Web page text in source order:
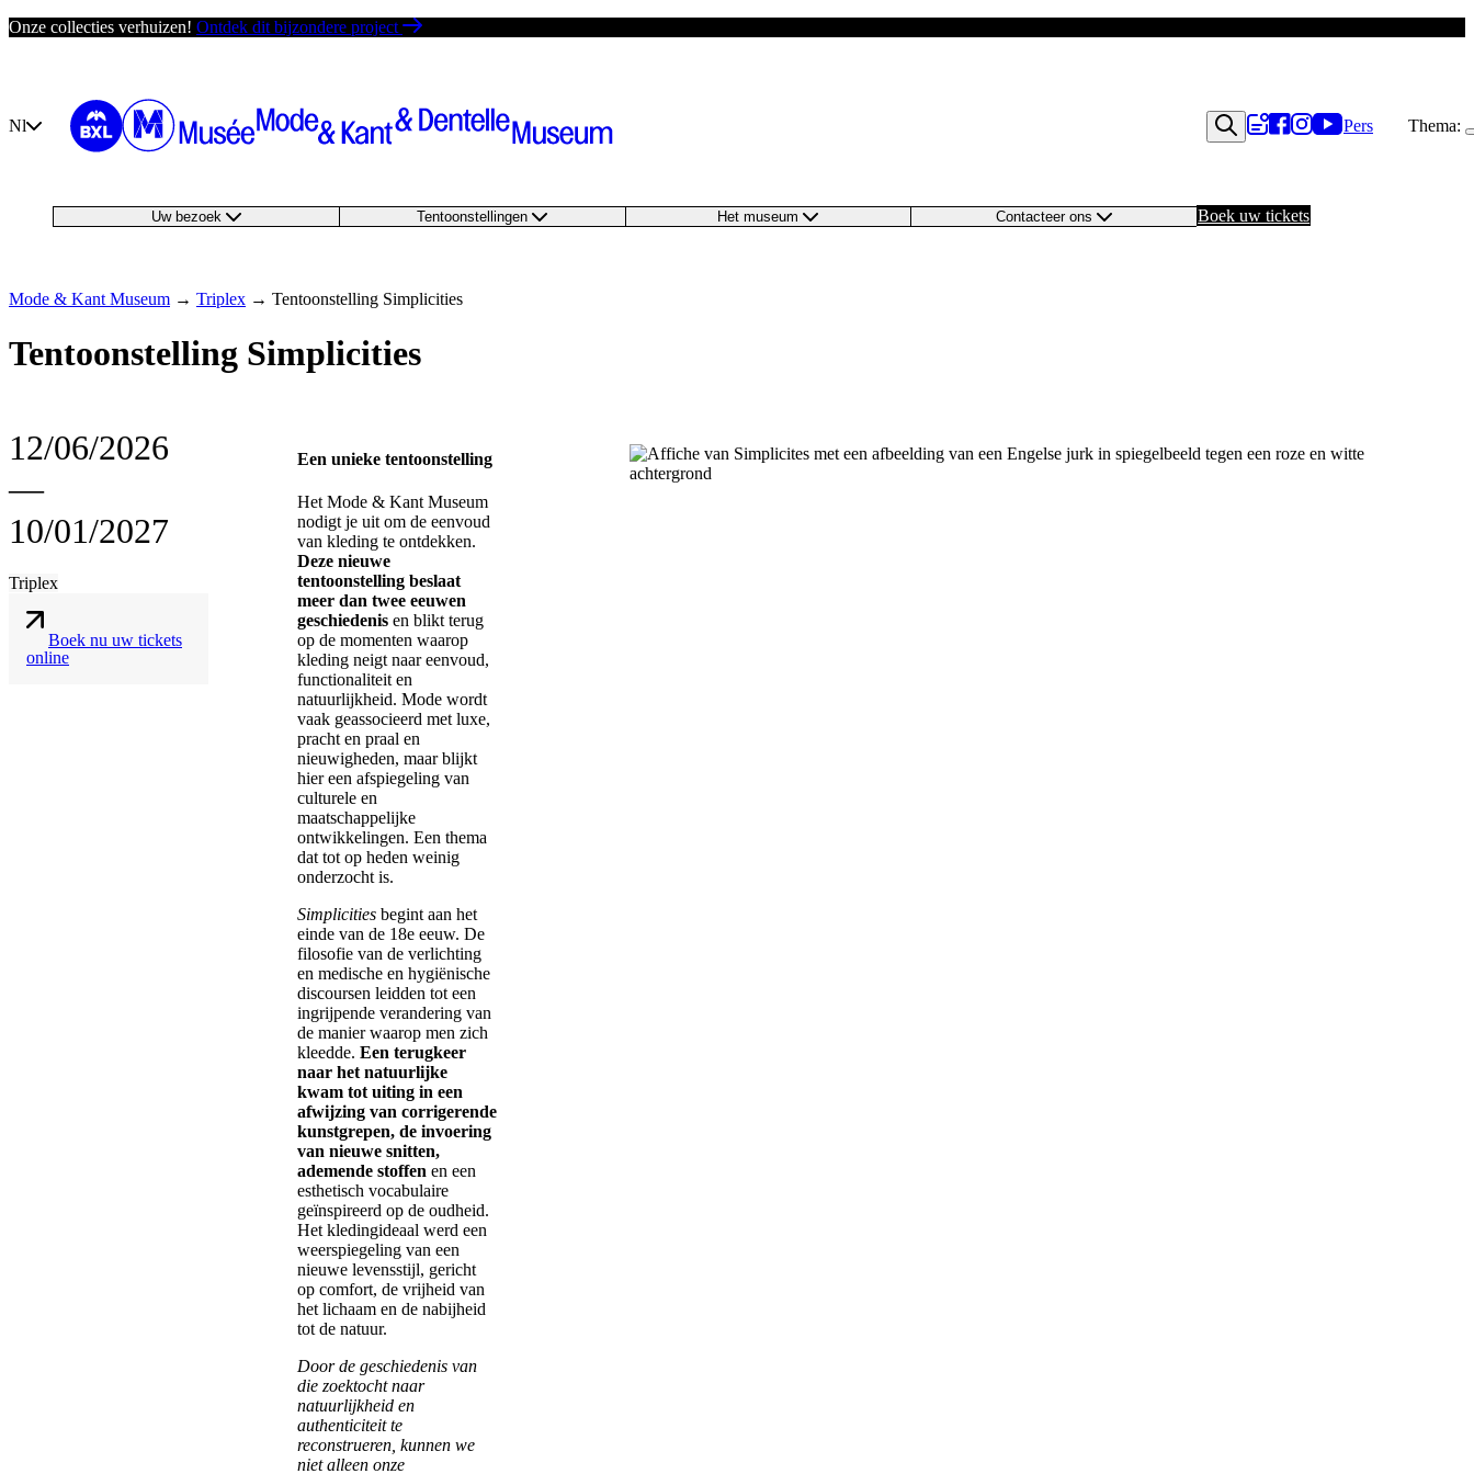
Ga
Onze collecties verhuizen! Ontdek dit bijzondere project
Nl Pers
Uw bezoek Tentoonstellingen Het museum Contacteer ons Boek uw tickets
Thema:
Mode & Kant Museum → Triplex → Tentoonstelling Simplicities
Tentoonstelling Simplicities
12/06/2026
―
10/01/2027
Triplex
Boek nu uw tickets
online
Een unieke tentoonstelling
Het Mode & Kant Museum
nodigt je uit om de eenvoud
van kleding te ontdekken.
Deze nieuwe
tentoonstelling beslaat
meer dan twee eeuwen
geschiedenis en blikt terug
op de momenten waarop
kleding neigt naar eenvoud,
functionaliteit en
natuurlijkheid. Mode wordt
vaak geassocieerd met luxe,
pracht en praal en
nieuwigheden, maar blijkt
hier een afspiegeling van
culturele en
maatschappelijke
ontwikkelingen. Een thema
dat tot op heden weinig
onderzocht is.
Simplicities begint aan het
einde van de 18e eeuw. De
filosofie van de verlichting
en medische en hygiënische
discoursen leidden tot een
ingrijpende verandering van
de manier waarop men zich
kleedde. Een terugkeer
naar het natuurlijke
kwam tot uiting in een
afwijzing van corrigerende
kunstgrepen, de invoering
van nieuwe snitten,
ademende stoffen en een
esthetisch vocabulaire
geïnspireerd op de oudheid.
Het kledingideaal werd een
weerspiegeling van een
nieuwe levensstijl, gericht
op comfort, de vrijheid van
het lichaam en de nabijheid
tot de natuur.
Door de geschiedenis van
die zoektocht naar
natuurlijkheid en
authenticiteit te
reconstrueren, kunnen we
niet alleen onze